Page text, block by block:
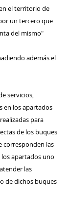
el territorio de
un tercero que
del mismo"
además el
servicios,
en los apartados
para
de los buques
corresponden las
apartados uno
las
de dichos buques